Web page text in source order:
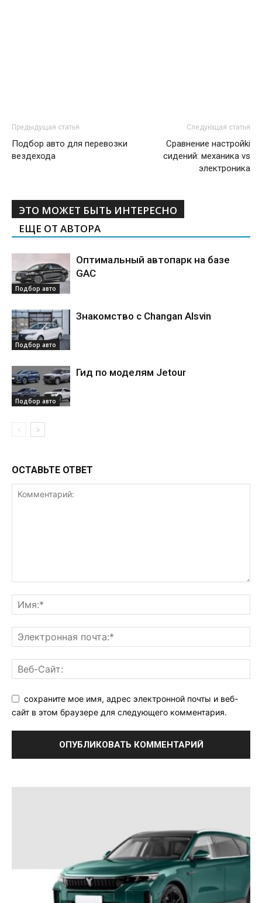
Предыдущая статья
Подбор авто для перевозки
вездехода
Следующая статья
Сравнение настройki
сидений: механика vs
электроника
ЭТО МОЖЕТ БЫТЬ ИНТЕРЕСНО
ЕЩЕ ОТ АВТОРА
Подбор авто
Оптимальный автопарк на базе
GAC
Подбор авто
Знакомство с Changan Alsvin
Подбор авто
Гид по моделям Jetour
ОСТАВЬТЕ ОТВЕТ
сохраните мое имя, адрес электронной почты и веб-
сайт в этом браузере для следующего комментария.